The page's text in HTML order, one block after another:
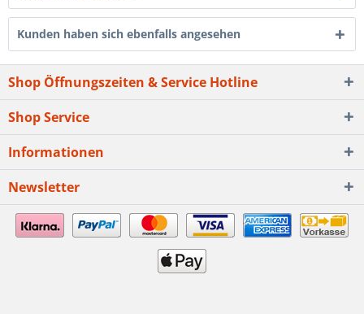
Kunden haben sich ebenfalls angesehen
Shop Öffnungszeiten & Service Hotline
Shop Service
Informationen
Newsletter